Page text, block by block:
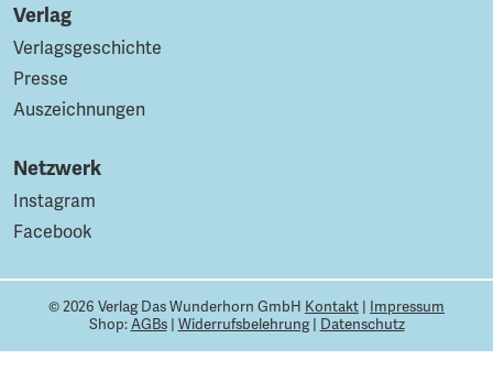
Verlag
Verlagsgeschichte
Presse
Auszeichnungen
Netzwerk
Instagram
Facebook
© 2026 Verlag Das Wunderhorn GmbH Kontakt | Impressum
Shop:AGBs| Widerrufsbelehrung| Datenschutz